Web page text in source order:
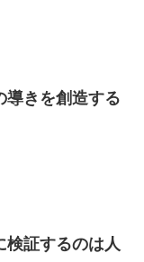
導きを創造する
検証するのは人